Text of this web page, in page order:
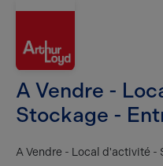
A Vendre -
Stockage -
A Vendre - Local d'activité -